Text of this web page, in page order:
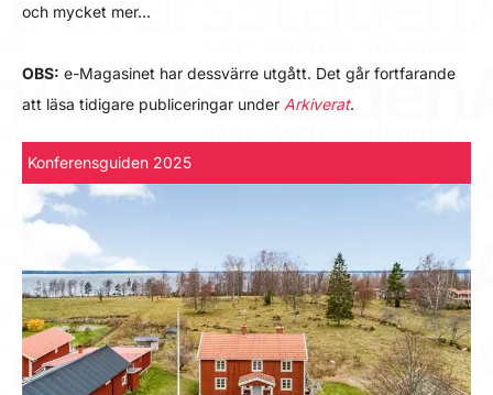
och mycket mer…
OBS: e-Magasinet har dessvärre utgått. Det går fortfarande
att läsa tidigare publiceringar under Arkiverat.
Konferensguiden 2025